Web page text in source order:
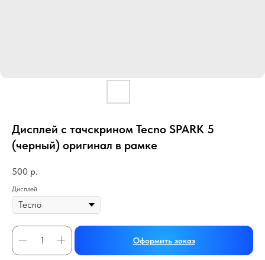
Дисплей с тачскрином Tecno SPARK 5
(черный) оригинал в рамке
500 р.
Дисплей
Оформить заказ